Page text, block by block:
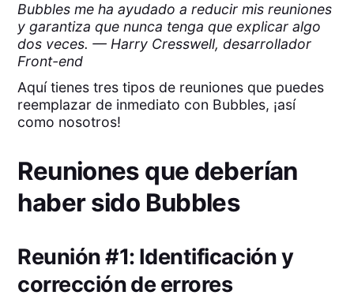
Bubbles me ha ayudado a reducir mis reuniones
y garantiza que nunca tenga que explicar algo
dos veces. — Harry Cresswell, desarrollador
Front-end
Aquí tienes tres tipos de reuniones que puedes
reemplazar de inmediato con Bubbles, ¡así
como nosotros!
Reuniones que deberían
haber sido Bubbles
Reunión #1: Identificación y
corrección de errores